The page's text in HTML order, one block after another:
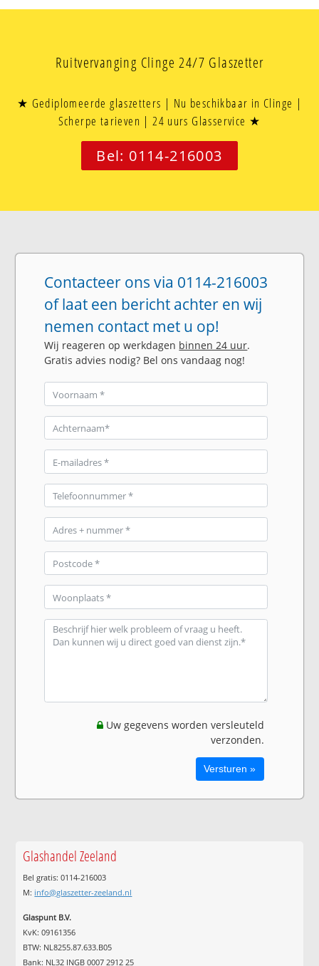
Ruitvervanging Clinge 24/7 Glaszetter
★ Gediplomeerde glaszetters | Nu beschikbaar in Clinge |
Scherpe tarieven | 24 uurs Glasservice ★
Bel: 0114-216003
Contacteer ons via 0114-216003
of laat een bericht achter en wij
nemen contact met u op!
Wij reageren op werkdagen binnen 24 uur.
Gratis advies nodig? Bel ons vandaag nog!
Uw gegevens worden versleuteld
verzonden.
Glashandel Zeeland
Bel gratis: 0114-216003
M: info@glaszetter-zeeland.nl
Glaspunt B.V.
KvK: 09161356
BTW: NL8255.87.633.B05
Bank: NL32 INGB 0007 2912 25